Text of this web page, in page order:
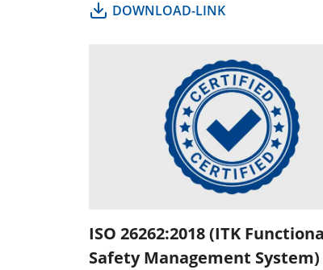
DOWNLOAD-LINK
ISO 26262:2018 (ITK
Safety Management System)